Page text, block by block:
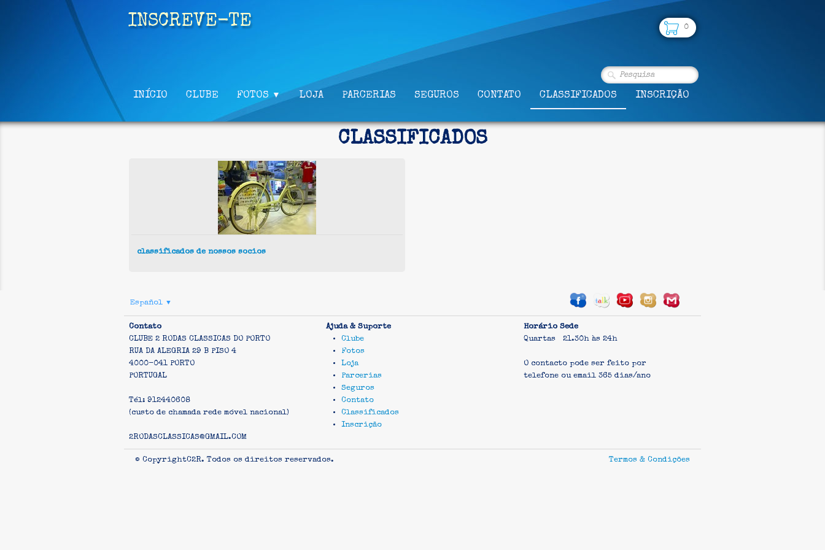
INSCREVE-TE 0
INÍCIO CLUBE FOTOS ▼ LOJA PARCERIAS SEGUROS CONTATO CLASSIFICADOS INSCRIÇÃO
CLASSIFICADOS
classificados de nossos socios
Español ▼
Contato
CLUBE 2 RODAS CLASSICAS DO PORTO
RUA DA ALEGRIA 29 B PISO 4
4000-041 PORTO
PORTUGAL
Tél: 912440608
(custo de chamada rede móvel nacional)
2RODASCLASSICAS@GMAIL.COM
Ajuda & Suporte
Clube
Fotos
Loja
Parcerias
Seguros
Contato
Classificados
Inscrição
Horário Sede
Quartas 21.30h às 24h
O contacto pode ser feito por
telefone ou email 365 dias/ano
© CopyrightC2R. Todos os direitos reservados. Termos & Condições